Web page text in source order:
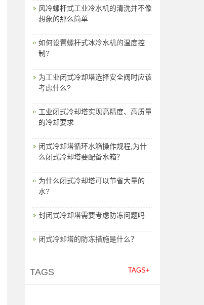
风冷螺杆式工业冷水机的清洗并不像
想象的那么简单
如何设置螺杆式冰冷水机的温度控
制?
为工业闭式冷却塔选择安全阀时应该
考虑什么?
工业闭式冷却塔实现高精度、高质量
的冷却要求
闭式冷却塔循环水箱操作规程,为什
么闭式冷却塔要配备水箱？
为什么闭式冷却塔可以节省大量的
水?
封闭式冷却塔需要考虑防冻问题吗
闭式冷却塔的防冻措施是什么？
TAGS TAGS+